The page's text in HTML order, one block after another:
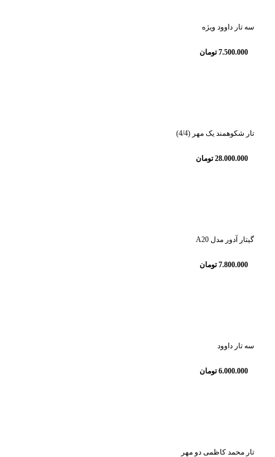
سه تار داوود ویژه
7.500.000 تومان
تار شکوهمند یک مهر (4/4)
28.000.000 تومان
گیتار آدور مدل A20
7.800.000 تومان
سه تار داوود
6.000.000 تومان
تار محمد کاظمی دو مهر